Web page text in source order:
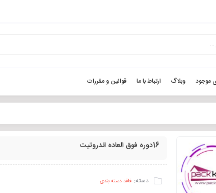
موجود وبلاگ ارتباط با ما قوانین و مقررات
16دوره فوق العاده اندروتیت
دسته: فاقد دسته بندی